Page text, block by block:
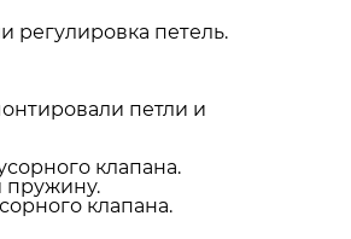
регулировка петель.
петли и
клапана.
пружину.
клапана.